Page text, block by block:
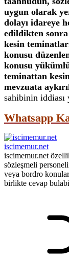
uygun olarak
dolayı idareye
edildikten sonra
kesin
konusu
konusu
teminattan
mevzuata
sahibinin iddiası
Whatsapp
iscimemur.net
iscimemur.net
sözleşmeli
veya bordro
birlikte cevap